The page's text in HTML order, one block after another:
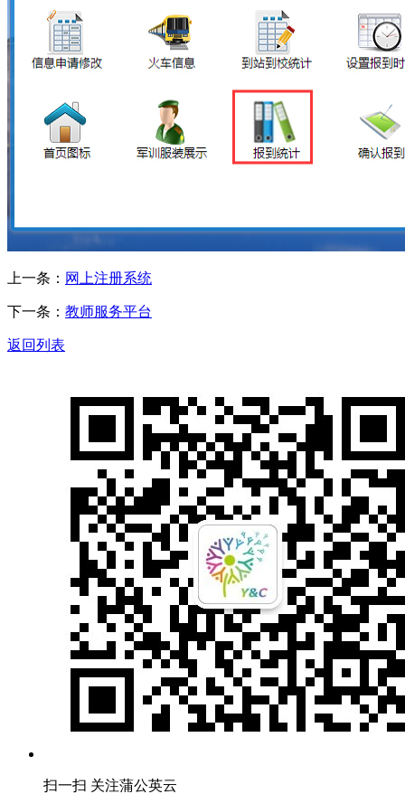
上一条： 网上注册系统
下一条： 教师服务平台
返回列表
扫一扫 关注蒲公英云